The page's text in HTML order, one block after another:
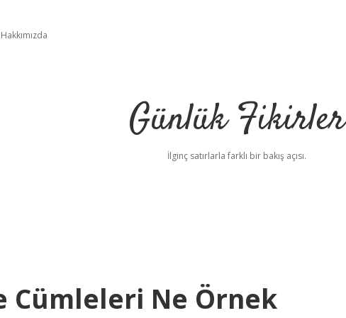
Hakkımızda
Günlük Fikirler
İlginç satırlarla farklı bir bakış açısı.
Cümleleri Ne Örnek